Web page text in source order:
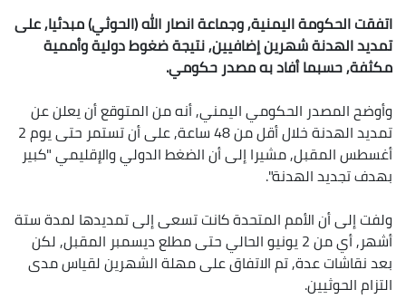
اتفقت الحكومة اليمنية, وجماعة انصار الله (الحوثي) مبدئيا, على
تمديد الهدنة شهرين إضافيين, نتيجة ضغوط دولية وأممية
مكثفة, حسبما أفاد به مصدر حكومي.
وأوضح المصدر الحكومي اليمني, أنه من المتوقع أن يعلن عن
تمديد الهدنة خلال أقل من 48 ساعة, على أن تستمر حتى يوم 2
أغسطس المقبل, مشيرا إلى أن الضغط الدولي والإقليمي "كبير
بهدف تجديد الهدنة".
ولفت إلى أن الأمم المتحدة كانت تسعى إلى تمديدها لمدة ستة
أشهر, أي من 2 يونيو الحالي حتى مطلع ديسمبر المقبل, لكن
بعد نقاشات عدة, تم الاتفاق على مهلة الشهرين لقياس مدى
التزام الحوثيين.